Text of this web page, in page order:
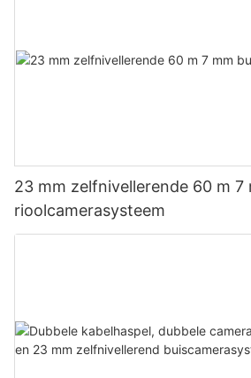
23 mm zelfnivellerende 60 m 7
rioolcamerasysteem